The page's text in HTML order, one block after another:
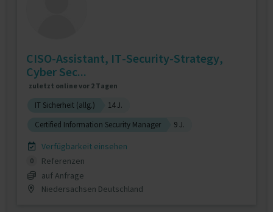
CISO-Assistant, IT-Security-Strategy,
Cyber Sec...
zuletzt online vor 2 Tagen
IT Sicherheit (allg.)
14 J.
Certified Information Security Manager
9 J.
Verfügbarkeit einsehen
0
Referenzen
auf Anfrage
Niedersachsen Deutschland